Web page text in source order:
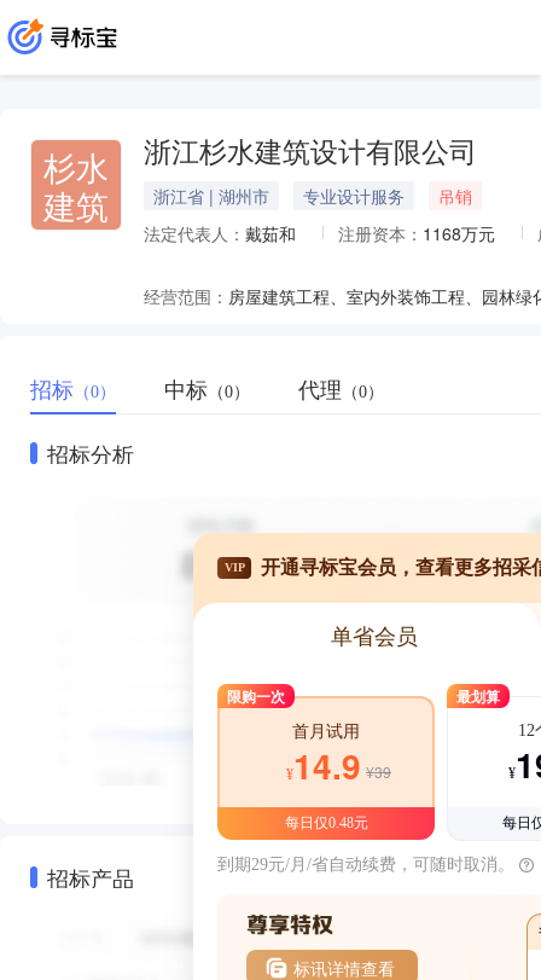
杉水
建筑
浙江杉水建筑设计有限公司
浙江省 | 湖州市 专业设计服务
吊销
法定代表人： 戴茹和 注册资本： 1168万元
经营范围：
招标 （0） 中标 （0） 代理 （0）
招标分析
招标产品
VIP 开通寻标宝会员，查看更多招采
单省会员
限购一次
首月试用
¥14.9 ¥39
每日仅0.48元
最划算
12
¥
每日
到期29元/月/省自动续费，可随时取消。
标讯详情查看